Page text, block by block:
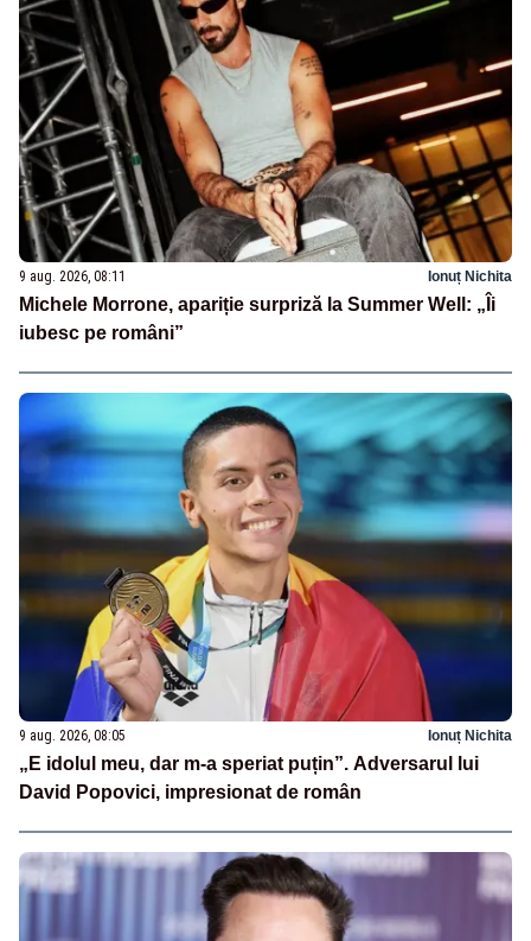
9 aug. 2026, 08:11 Ionuț Nichita
Michele Morrone, apariție surpriză la Summer Well: „Îi
iubesc pe români”
9 aug. 2026, 08:05 Ionuț Nichita
„E idolul meu, dar m-a speriat puțin”. Adversarul lui
David Popovici, impresionat de român